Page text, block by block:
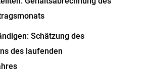
Schätzung des
des laufenden